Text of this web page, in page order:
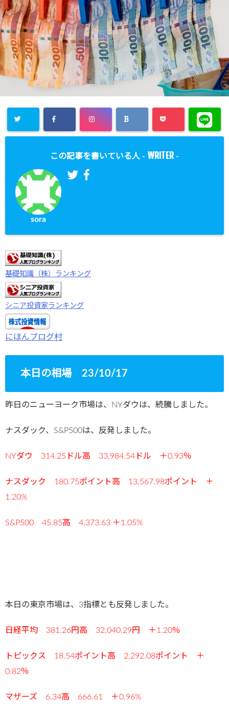
この記事を書いている人 - WRITER -
sora
基礎知識（株）ランキング
シニア投資家ランキング
にほんブログ村
本日の相場 23/10/17
昨日のニューヨーク市場は、NYダウは、続騰しました。
ナスダック、S&P500は、反発しました。
NYダウ 314.25ドル高 33,984.54ドル ＋0.93％
ナスダック 180.75ポイント高 13,567.98ポイント ＋
1.20%
S&P500 45.85高 4,373.63 ＋1.05%
本日の東京市場は、3指標とも反発しました。
日経平均 381.26円高 32,040.29円 ＋1.20％
トピックス 18.54ポイント高 2,292.08ポイント ＋
0.82％
マザーズ 6.34高 666.61 ＋0.96%